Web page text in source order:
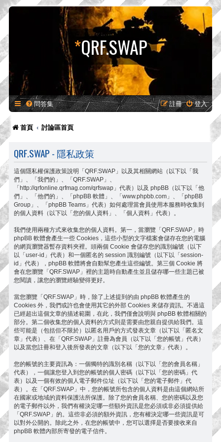
*QRF.SWAP
問答集 登入
註冊
首頁 討論區首頁
QRF.SWAP - 隱私政策
這個隱私權保護政策說明「QRF.SWAP」以及其相關網站（以下以「我
們」、「我們的」、「QRF.SWAP」、
「http://qrfonline.qrfmag.com/qrfswap」代表）以及 phpBB（以下以「他
們」、「他們的」、「phpBB 軟體」、「www.phpbb.com」、「phpBB
Group」、「phpBB Teams」代表）如何處理當會員使用本服務時收集到
的個人資料（以下以「您的個人資料」、「個人資料」代表）。
我們使用兩種方式來收集您的個人資料。第一，當瀏覽「QRF.SWAP」時
phpBB 軟體會產生一些 Cookies，這些小型的文字檔案會儲存在您的電腦
的網頁瀏覽器暫存資料夾裡。頭兩個 Cookie 會儲存您的識別編號（以下
以「user-id」代表）和一個匿名的 session 識別編號（以下以「session-
id」代表），phpBB 軟體將會自動幫您產生這些編號。第三個 Cookie 將
會在您瀏覽「QRF.SWAP」裡的主題時自動產生並且儲存哪一些主題已被
您閱讀，讓您的瀏覽經驗變得更好。
當您瀏覽「QRF.SWAP」時，除了上述提到的由 phpBB 軟體產生的
Cookies 外，我們或許也會使用其它的外部 Cookies 來儲存資訊。不過這
已經超出這個文章的描述範圍，在此，我們僅會說明與 phpBB 軟體相關的
部分。第二個收集您的個人資料的方式則是需要由您親自提供給我們。這
些可能是（包括但不限於）以匿名用戶的方式發表文章（以下以「匿名文
章」代表）、在「QRF.SWAP」註冊為會員（以下以「您的帳號」代表）
以及當您註冊和登入後所發表的文章（以下以「您的文章」代表）。
您的帳號的主要資訊為：一個獨特的識別名稱（以下以「您的會員名稱」
代表），一個讓您登入到您的帳號的個人密碼（以下以「您的密碼」代
表）以及一個有效的個人電子郵件位址（以下以「您的電子郵件」代
表）。在「QRF.SWAP」中，您的帳號所包含的個人資料是由這個網站所
在國家或地域的資料保護法所保護。除了您的會員名稱、您的密碼以及您
的電子郵件以外，我們有權決定哪一些額外資訊是您必須或非必須提供給
「QRF.SWAP」的。這些非必須的額外資訊，您有權決定哪一些資訊是可
以對外公開的。除此之外，在您的帳號中，您可以選擇是否要接收來自
phpBB 軟體內部所寄發的電子信件。